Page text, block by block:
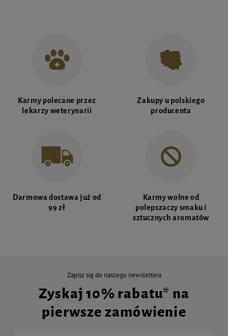
Karmy polecane przez
lekarzy weterynarii
Zakupy u polskiego
producenta
Darmowa dostawa już od
99 zł
Karmy wolne od
polepszaczy smaku i
sztucznych aromatów
Zapisz się do naszego newslettera
Zyskaj 10% rabatu* na
pierwsze zamówienie